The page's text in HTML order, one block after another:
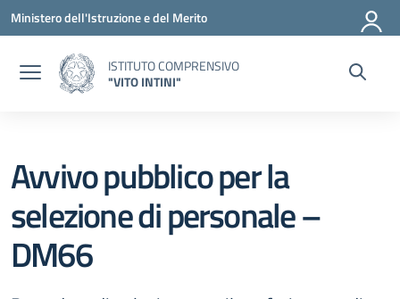
Vai ai contenuti
Vai al menu di navigazione
Vai al footer
Ministero dell'Istruzione e del Merito
ISTITUTO COMPRENSIVO
"VITO INTINI"
Avvivo pubblico per la
selezione di personale –
DM66